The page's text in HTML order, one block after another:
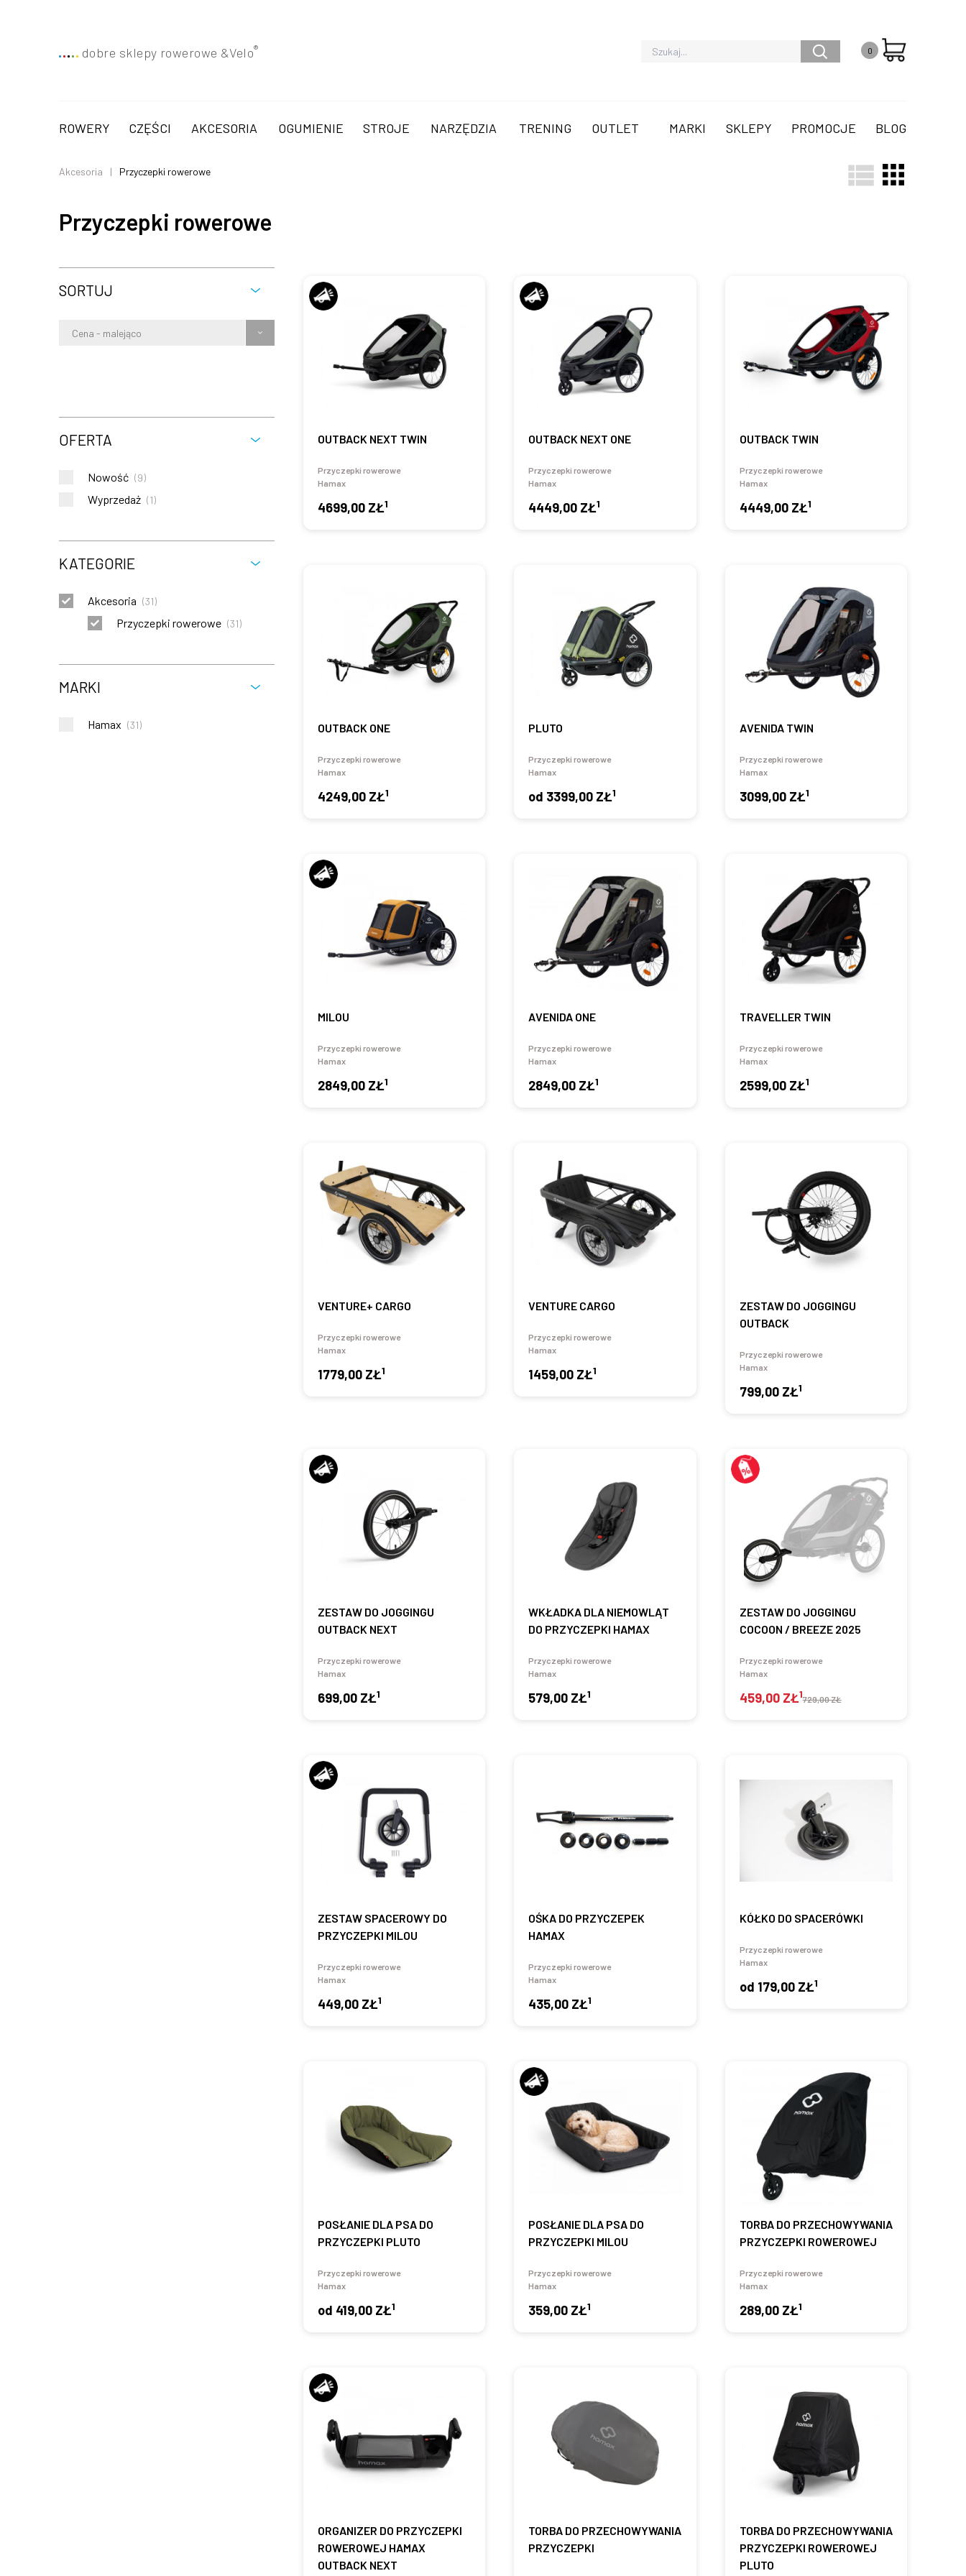
dobre sklepy rowerowe &Velo® 0
ROWERY CZĘŚCI AKCESORIA OGUMIENIE STROJE NARZĘDZIA TRENING OUTLET MARKI SKLEPY PROMOCJE BLOG
Akcesoria Przyczepki rowerowe
Przyczepki rowerowe
SORTUJ
Cena - malejąco
OFERTA
Nowość (9)
Wyprzedaż (1)
KATEGORIE
Akcesoria (31)
Przyczepki rowerowe (31)
MARKI
Hamax (31)
OUTBACK NEXT TWIN
Przyczepki rowerowe
Hamax
4699,00 ZŁ1
OUTBACK NEXT ONE
Przyczepki rowerowe
Hamax
4449,00 ZŁ1
OUTBACK TWIN
Przyczepki rowerowe
Hamax
4449,00 ZŁ1
OUTBACK ONE
Przyczepki rowerowe
Hamax
4249,00 ZŁ1
PLUTO
Przyczepki rowerowe
Hamax
od 3399,00 ZŁ1
AVENIDA TWIN
Przyczepki rowerowe
Hamax
3099,00 ZŁ1
MILOU
Przyczepki rowerowe
Hamax
2849,00 ZŁ1
AVENIDA ONE
Przyczepki rowerowe
Hamax
2849,00 ZŁ1
TRAVELLER TWIN
Przyczepki rowerowe
Hamax
2599,00 ZŁ1
VENTURE+ CARGO
Przyczepki rowerowe
Hamax
1779,00 ZŁ1
VENTURE CARGO
Przyczepki rowerowe
Hamax
1459,00 ZŁ1
ZESTAW DO JOGGINGU
OUTBACK
Przyczepki rowerowe
Hamax
799,00 ZŁ1
ZESTAW DO JOGGINGU
OUTBACK NEXT
Przyczepki rowerowe
Hamax
699,00 ZŁ1
WKŁADKA DLA NIEMOWLĄT
DO PRZYCZEPKI HAMAX
Przyczepki rowerowe
Hamax
579,00 ZŁ1
ZESTAW DO JOGGINGU
COCOON / BREEZE 2025
Przyczepki rowerowe
Hamax
459,00 ZŁ1729,00 ZŁ
ZESTAW SPACEROWY DO
PRZYCZEPKI MILOU
Przyczepki rowerowe
Hamax
449,00 ZŁ1
OŚKA DO PRZYCZEPEK
HAMAX
Przyczepki rowerowe
Hamax
435,00 ZŁ1
KÓŁKO DO SPACERÓWKI
Przyczepki rowerowe
Hamax
od 179,00 ZŁ1
POSŁANIE DLA PSA DO
PRZYCZEPKI PLUTO
Przyczepki rowerowe
Hamax
od 419,00 ZŁ1
POSŁANIE DLA PSA DO
PRZYCZEPKI MILOU
Przyczepki rowerowe
Hamax
359,00 ZŁ1
TORBA DO PRZECHOWYWANIA
PRZYCZEPKI ROWEROWEJ
Przyczepki rowerowe
Hamax
289,00 ZŁ1
ORGANIZER DO PRZYCZEPKI
ROWEROWEJ HAMAX
OUTBACK NEXT
TORBA DO PRZECHOWYWANIA
PRZYCZEPKI
TORBA DO PRZECHOWYWANIA
PRZYCZEPKI ROWEROWEJ
PLUTO